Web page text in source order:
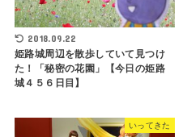
2018.09.22
姫路城周辺を散歩していて見つけ
た！「秘密の花園」【今日の姫路
城４５６日目】
いってきた